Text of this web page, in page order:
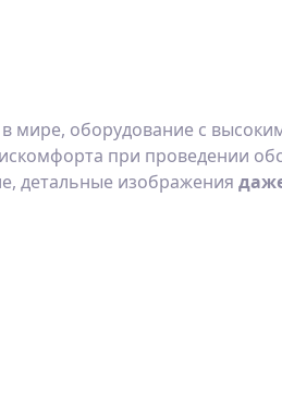
мире, оборудование с
при проведении
детальные изображения